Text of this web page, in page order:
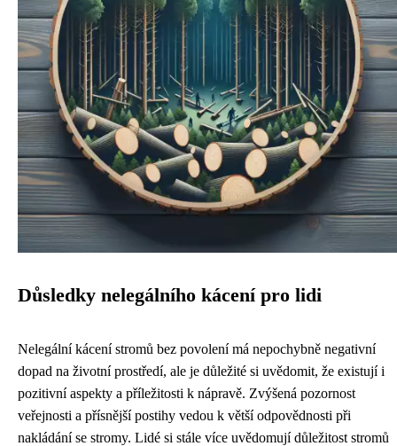
Důsledky nelegálního kácení pro lidi
Nelegální kácení stromů bez povolení má nepochybně negativní
dopad na životní prostředí, ale je důležité si uvědomit, že existují i ​​
pozitivní aspekty a příležitosti k nápravě. Zvýšená pozornost
veřejnosti a přísnější postihy vedou k větší odpovědnosti při
nakládání se stromy. Lidé si stále více uvědomují důležitost stromů